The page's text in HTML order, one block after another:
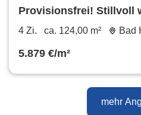
Provisionsfrei! Stillvoll
Moderne Eigentumsw
4 Zi. ca. 124,00 m² Bad
5.879 €/m²
mehr